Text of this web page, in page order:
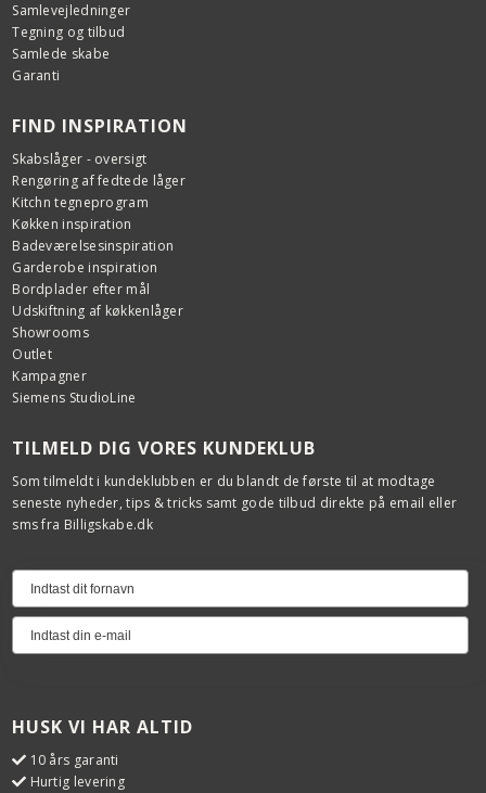
Samlevejledninger
Tegning og tilbud
Samlede skabe
Garanti
FIND INSPIRATION
Skabslåger - oversigt
Rengøring af fedtede låger
Kitchn tegneprogram
Køkken inspiration
Badeværelsesinspiration
Garderobe inspiration
Bordplader efter mål
Udskiftning af køkkenlåger
Showrooms
Outlet
Kampagner
Siemens StudioLine
TILMELD DIG VORES KUNDEKLUB
Som tilmeldt i kundeklubben er du blandt de første til at modtage
seneste nyheder, tips & tricks samt gode tilbud direkte på email eller
sms fra Billigskabe.dk
HUSK VI HAR ALTID
10 års garanti
Hurtig levering